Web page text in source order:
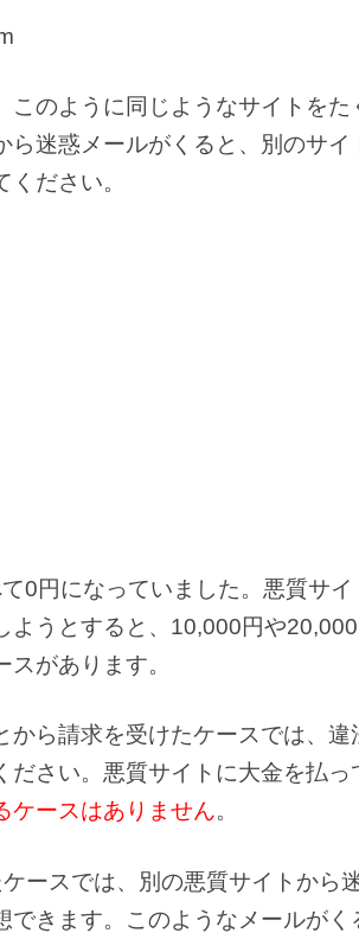
のように同じようなサイトをた
ら迷惑メールがくると、別のサイ
ださい。
0円になっていました。悪質サ
ようとすると、10,000円や
があります。
から請求を受けたケースでは、違
さい。悪質サイトに大金を払っ
ケースはありません。
ースでは、別の悪質サイトから
できます。このようなメールがく